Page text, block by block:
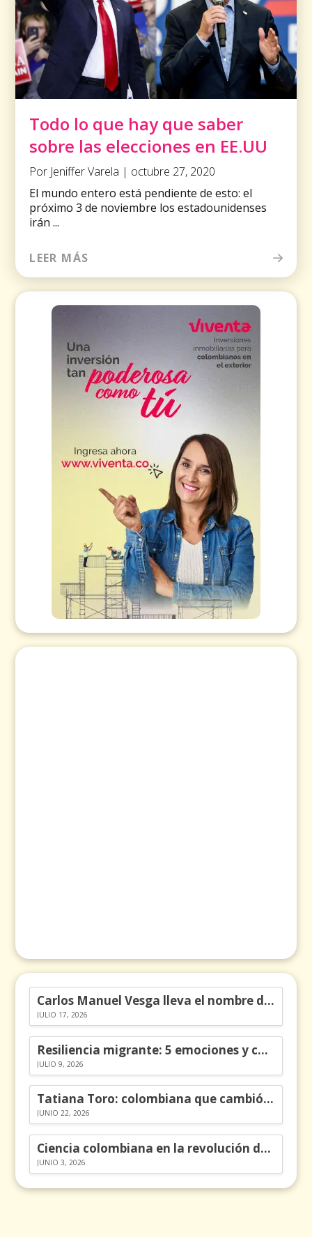
Todo lo que hay que saber
sobre las elecciones en EE.UU
Por Jeniffer Varela | octubre 27, 2020
El mundo entero está pendiente de esto: el
próximo 3 de noviembre los estadounidenses
irán ...
LEER MÁS
Carlos Manuel Vesga lleva el nombre de Colombia a los Emmy
JULIO 17, 2026
Resiliencia migrante: 5 emociones y cómo gestionarlas
JULIO 9, 2026
Tatiana Toro: colombiana que cambió la historia de las matemáticas
JUNIO 22, 2026
Ciencia colombiana en la revolución de los órganos en chips
JUNIO 3, 2026